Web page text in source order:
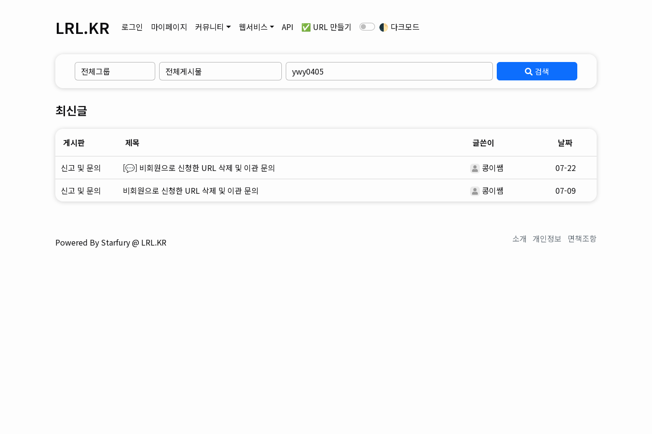
LRL.KR 로그인 마이페이지 커뮤니티 웹서비스 API ✅ URL 만들기 🌓 다크모드
검색
최신글
게시판 제목 글쓴이 날짜
신고 및 문의 [💬] 비회원으로 신청한 URL 삭제 및 이관 문의 콩이쌤
07-22
신고 및 문의
비회원으로 신청한 URL 삭제 및 이관 문의 콩이쌤 07-09
Powered By Starfury @ LRL.KR 소개 개인정보 면책조항